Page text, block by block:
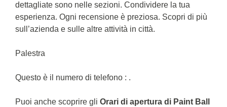
dettagliate sono nelle sezioni. Condividere la tua
esperienza. Ogni recensione è preziosa. Scopri di più
sull’azienda e sulle altre attività in città.
Palestra
Questo è il numero di telefono : .
Puoi anche scoprire gli Orari di apertura di Paint Ball